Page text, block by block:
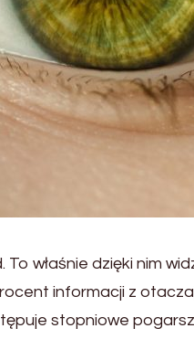
właśnie dzięki nim
informacji z
stopniowe